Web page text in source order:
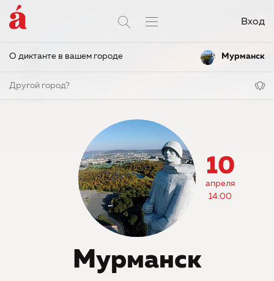
Вход
О диктанте в вашем городе Мурманск
Другой город?
10
апреля
14:00
Мурманск